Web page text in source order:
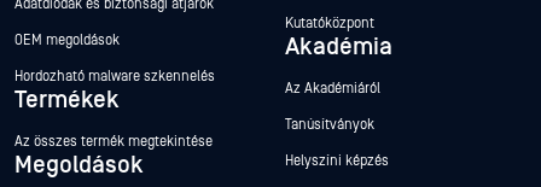
Adatdiódák és biztonsági átjárók
OEM megoldások
Hordozható malware szkennelés
Termékek
Az összes termék megtekintése
Megoldások
Kutatóközpont
Akadémia
Az Akadémiáról
Tanúsítványok
Helyszíni képzés